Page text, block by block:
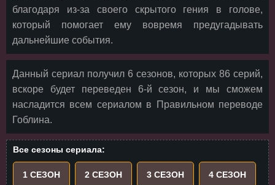
благодаря из-за своего скрытого гения в голове,
который помогает ему вовремя предугадывать
дальнейшие события.
Данный сериал получил 6 сезонов, которых 86 серий,
вскоре будет переведен 6-й сезон, и мы сможем
насладится всем сериалом в Правильном переводе
Гоблина.
Все сезоны сериала:
1 СЕЗОН 2 СЕЗОН 3 СЕЗОН 4 СЕЗОН